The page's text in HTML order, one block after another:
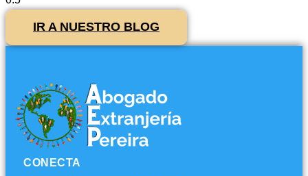
IR A NUESTRO BLOG
CONECTA